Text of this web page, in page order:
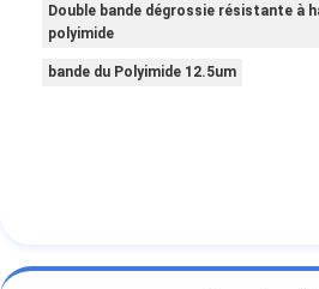
Double bande dégrossie résistante à
polyimide
bande du Polyimide 12.5um